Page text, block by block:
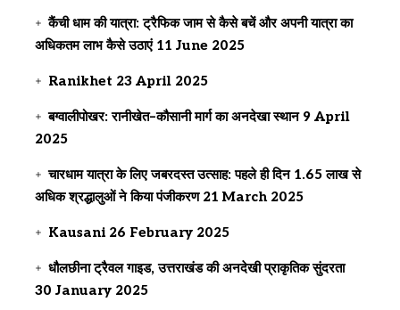
कैंची धाम की यात्रा: ट्रैफिक जाम से कैसे बचें और अपनी यात्रा का
अधिकतम लाभ कैसे उठाएं 11 June 2025
Ranikhet 23 April 2025
बग्वालीपोखर: रानीखेत–कौसानी मार्ग का अनदेखा स्थान 9 April
2025
चारधाम यात्रा के लिए जबरदस्त उत्साह: पहले ही दिन 1.65 लाख से
अधिक श्रद्धालुओं ने किया पंजीकरण 21 March 2025
Kausani 26 February 2025
धौलछीना ट्रैवल गाइड, उत्तराखंड की अनदेखी प्राकृतिक सुंदरता
30 January 2025